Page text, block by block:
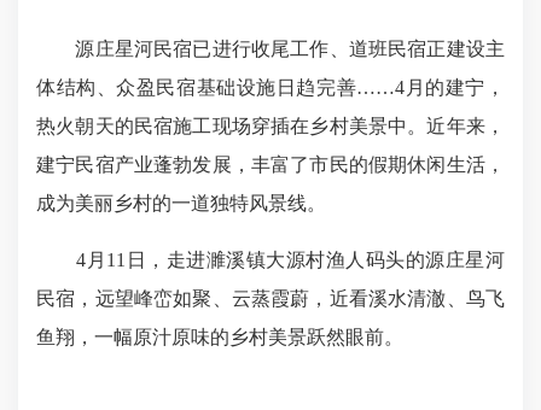
源庄星河民宿已进行收尾工作、道班民宿正建设主
体结构、众盈民宿基础设施日趋完善……4月的建宁，
热火朝天的民宿施工现场穿插在乡村美景中。近年来，
建宁民宿产业蓬勃发展，丰富了市民的假期休闲生活，
成为美丽乡村的一道独特风景线。
4月11日，走进濉溪镇大源村渔人码头的源庄星河
民宿，远望峰峦如聚、云蒸霞蔚，近看溪水清澈、鸟飞
鱼翔，一幅原汁原味的乡村美景跃然眼前。